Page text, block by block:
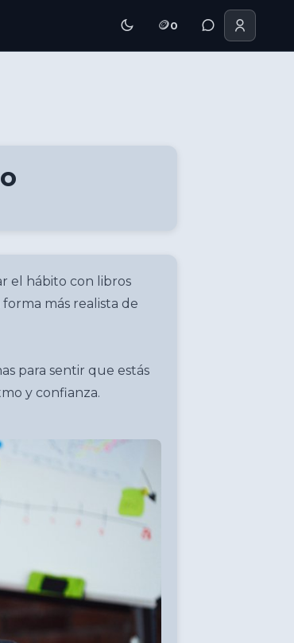
🪙0
el hábito con libros
más realista de
para sentir que estás
y confianza.